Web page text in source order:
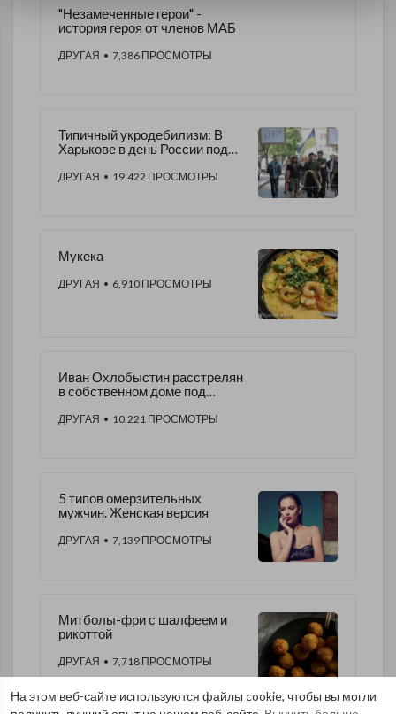
На этом веб-сайте используются файлы cookie, чтобы вы могли
"Незамеченные герои" -
история героя от членов МАБ
ДРУГАЯ • 7,386 ПРОСМОТРЫ
Типичный укродебилизм: В
Харькове в день России под
"похоронили" Путина
ДРУГАЯ • 19,422 ПРОСМОТРЫ
Мукека
ДРУГАЯ • 6,910 ПРОСМОТРЫ
Иван Охлобыстин расстрелян
в собственном доме под
ДРУГАЯ • 10,221 ПРОСМОТРЫ
5 типов омерзительных
мужчин. Женская версия
ДРУГАЯ • 7,139 ПРОСМОТРЫ
Митболы-фри с шалфеем и
рикоттой
ДРУГАЯ • 7,718 ПРОСМОТРЫ